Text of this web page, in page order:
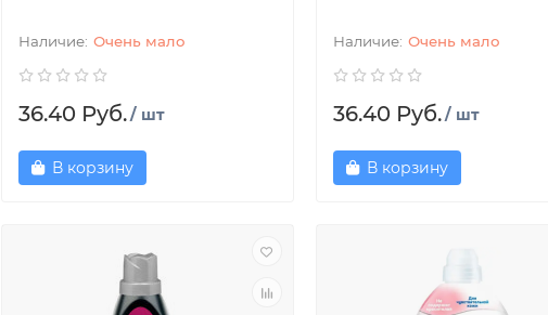
Очень мало
36.40 Руб./ шт
В корзину
Очень мало
36.40 Руб./ шт
В корзину